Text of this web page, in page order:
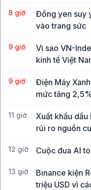
8 giờ
Đồng yen suy
vào trang sức
9 giờ
Vì sao VN-
kinh tế Việt
9 giờ
Điện Máy
mức tăng
11 giờ
Xuất khẩu
rủi ro nguồn
12 giờ Cuộc đua AI
13 giờ
Binance kiện
triệu USD vì